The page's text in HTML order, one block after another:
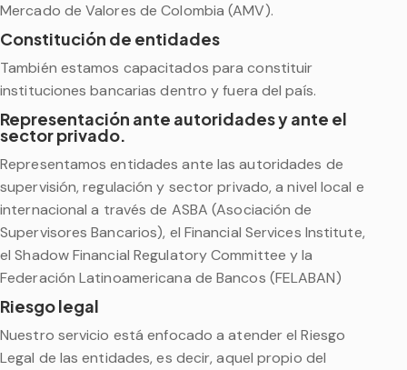
Mercado de Valores de Colombia (AMV).
Constitución de entidades
También estamos capacitados para constituir
instituciones bancarias dentro y fuera del país.
Representación ante autoridades y ante el
sector privado.
Representamos entidades ante las autoridades de
supervisión, regulación y sector privado, a nivel local e
internacional a través de ASBA (Asociación de
Supervisores Bancarios), el Financial Services Institute,
el Shadow Financial Regulatory Committee y la
Federación Latinoamericana de Bancos (FELABAN)
Riesgo legal
Nuestro servicio está enfocado a atender el Riesgo
Legal de las entidades, es decir, aquel propio del